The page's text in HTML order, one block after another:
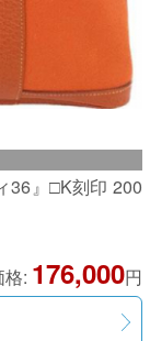
36』□K刻印 200
格: 176,000円